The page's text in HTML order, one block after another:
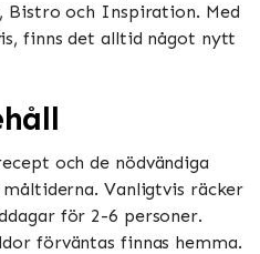
Bistro och Inspiration​​​​. Med
finns det alltid något nytt
och de nödvändiga
Vanligtvis räcker
för 2-6 personer.
förväntas finnas hemma​​.